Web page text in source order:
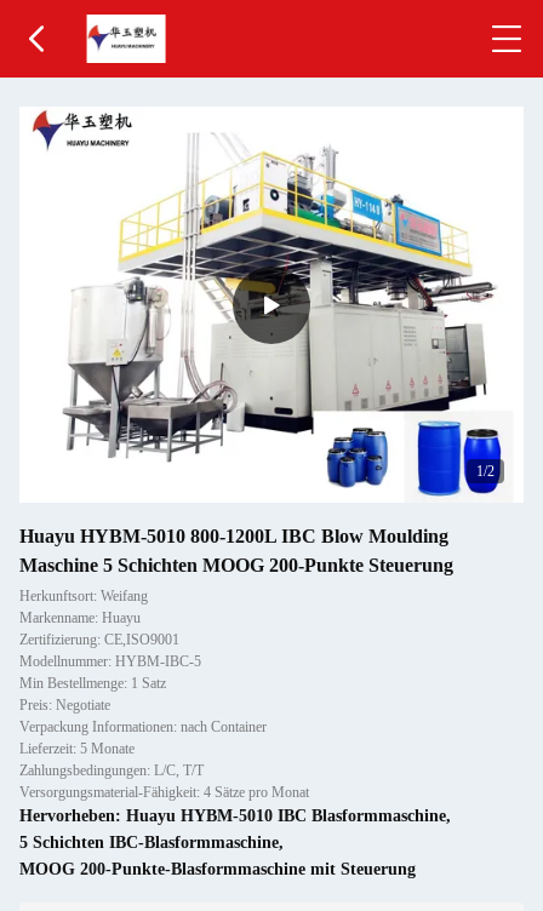
1/2
Huayu HYBM-5010 800-1200L IBC Blow Moulding
Maschine 5 Schichten MOOG 200-Punkte Steuerung
Herkunftsort: Weifang
Markenname: Huayu
Zertifizierung: CE,ISO9001
Modellnummer: HYBM-IBC-5
Min Bestellmenge: 1 Satz
Preis: Negotiate
Verpackung Informationen: nach Container
Lieferzeit: 5 Monate
Zahlungsbedingungen: L/C, T/T
Versorgungsmaterial-Fähigkeit: 4 Sätze pro Monat
Hervorheben: Huayu HYBM-5010 IBC Blasformmaschine,
5 Schichten IBC-Blasformmaschine,
MOOG 200-Punkte-Blasformmaschine mit Steuerung